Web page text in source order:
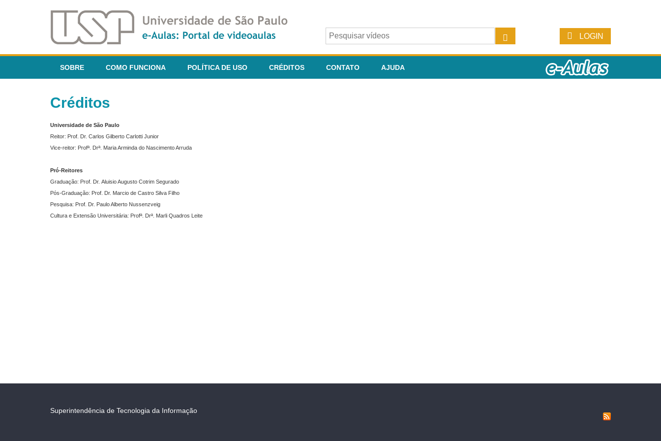
LOGIN
SOBRE COMO FUNCIONA POLÍTICA DE USO CRÉDITOS CONTATO AJUDA
Créditos
Universidade de São Paulo
Reitor: Prof. Dr. Carlos Gilberto Carlotti Junior
Vice-reitor: Profª. Drª. Maria Arminda do Nascimento Arruda
Pró-Reitores
Graduação: Prof. Dr. Aluisio Augusto Cotrim Segurado
Pós-Graduação: Prof. Dr. Marcio de Castro Silva Filho
Pesquisa: Prof. Dr. Paulo Alberto Nussenzveig
Cultura e Extensão Universitária: Profª. Drª. Marli Quadros Leite
Superintendência de Tecnologia da Informação